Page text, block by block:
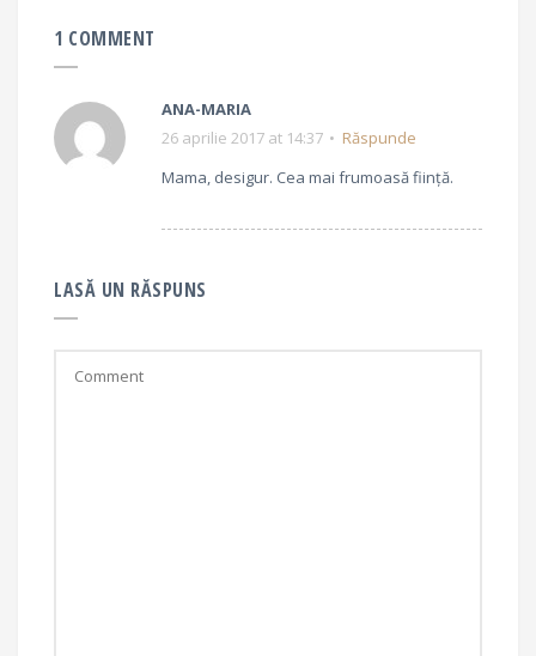
1 COMMENT
ANA-MARIA
26 aprilie 2017 at 14:37
Răspunde
Mama, desigur. Cea mai frumoasă ființă.
LASĂ UN RĂSPUNS